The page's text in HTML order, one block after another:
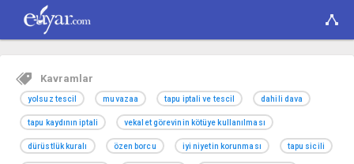
Kavramlar
yolsuz tescil muvazaa tapu iptali ve tescil dahili dava
tapu kaydının iptali vekalet görevinin kötüye kullanılması
dürüstlük kuralı özen borcu iyi niyetin korunması tapu sicili